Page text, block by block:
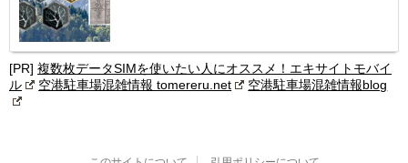
[PR] 複数枚データSIMを使いたい人にオススメ！エキサイトモバイ
ル
空港駐車場混雑情報 tomereru.net 空港駐車場混雑情報blog